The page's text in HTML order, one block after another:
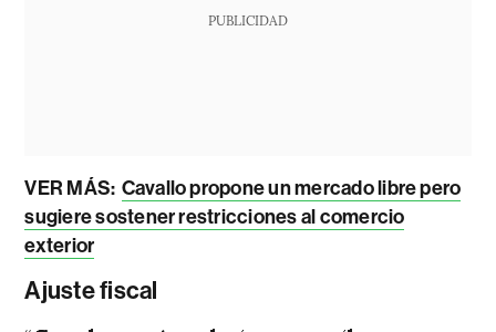
PUBLICIDAD
VER MÁS: Cavallo propone un mercado libre pero
sugiere sostener restricciones al comercio
exterior
Ajuste fiscal